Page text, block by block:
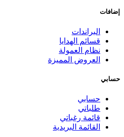
إضافات
البراندات
قسائم الهدايا
نظام العمولة
العروض المميزة
حسابي
حسابي
طلباتي
قائمة رغباتي
القائمة البريدية